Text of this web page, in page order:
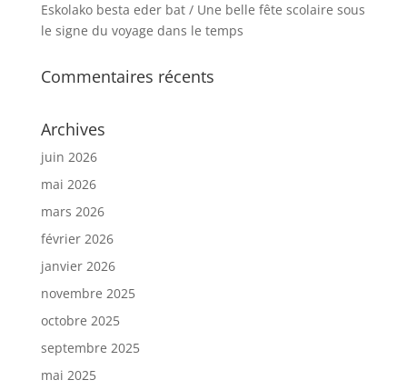
Eskolako besta eder bat / Une belle fête scolaire sous
le signe du voyage dans le temps
Commentaires récents
Archives
juin 2026
mai 2026
mars 2026
février 2026
janvier 2026
novembre 2025
octobre 2025
septembre 2025
mai 2025